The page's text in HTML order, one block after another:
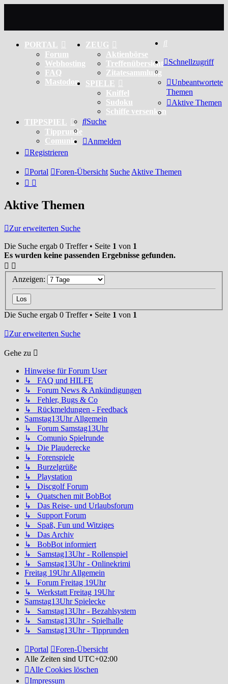
PORTAL
Forum
Webhosting
FAQ
Mastodon
ZEUG
Aktienbörse
Treffenübersicht
Zitatesammlung
SPIELE
Kniffel
Sudoku
Schiffe versenken
TIPPSPIEL
Tipprunde
Comunio
Schnellzugriff
Unbeantwortete
Themen
Aktive Themen
Suche
Anmelden
Registrieren
Portal Foren-Übersicht Suche Aktive Themen
Aktive Themen
Zur erweiterten Suche
Die Suche ergab 0 Treffer • Seite 1 von 1
Es wurden keine passenden Ergebnisse gefunden.
Anzeigen:
Die Suche ergab 0 Treffer • Seite 1 von 1
Zur erweiterten Suche
Gehe zu
Hinweise für Forum User
↳ FAQ und HILFE
↳ Forum News & Ankündigungen
↳ Fehler, Bugs & Co
↳ Rückmeldungen - Feedback
Samstag13Uhr Allgemein
↳ Forum Samstag13Uhr
↳ Comunio Spielrunde
↳ Die Plauderecke
↳ Forenspiele
↳ Burzelgrüße
↳ Playstation
↳ Discgolf Forum
↳ Quatschen mit BobBot
↳ Das Reise- und Urlaubsforum
↳ Support Forum
↳ Spaß, Fun und Witziges
↳ Das Archiv
↳ BobBot informiert
↳ Samstag13Uhr - Rollenspiel
↳ Samstag13Uhr - Onlinekrimi
Freitag 19Uhr Allgemein
↳ Forum Freitag 19Uhr
↳ Werkstatt Freitag 19Uhr
Samstag13Uhr Spielecke
↳ Samstag13Uhr - Bezahlsystem
↳ Samstag13Uhr - Spielhalle
↳ Samstag13Uhr - Tipprunden
Portal
Foren-Übersicht
Alle Zeiten sind UTC+02:00
Alle Cookies löschen
Impressum